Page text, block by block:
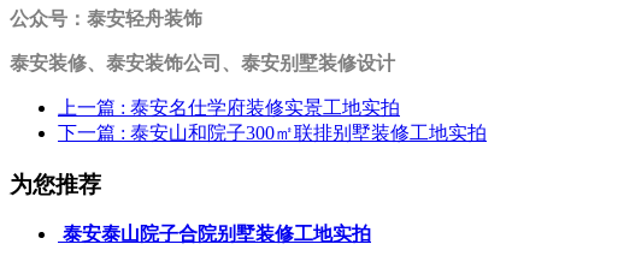
公众号：泰安轻舟装饰
泰安装修、泰安装饰公司、泰安别墅装修设计
上一篇 : 泰安名仕学府装修实景工地实拍
下一篇 : 泰安山和院子300㎡联排别墅装修工地实拍
为您推荐
泰安泰山院子合院别墅装修工地实拍